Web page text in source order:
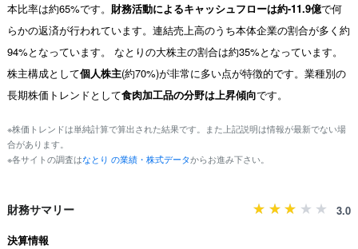
本比率は約65%です。 財務活動によるキャッシュフローは約-11.9億で何
らかの返済が行われています。連結売上高のうち本体企業の割合が多く約
94%となっています。 なとりの大株主の割合は約35%となっています。
株主構成として個人株主(約70%)が非常に多い点が特徴的です。業種別の
長期株価トレンドとして食肉加工品の分野は上昇傾向です。
※株価トレンドは単純計算で算出された結果です。また上記説明は情報が最新でない場
合があります。
※各サイトの調査はなとり の業績・株式データからお進み下さい。
財務サマリー
3.0
決算情報